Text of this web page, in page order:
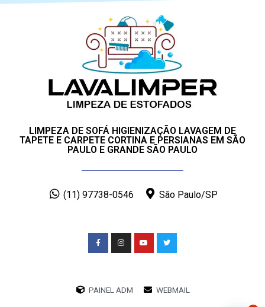
LIMPEZA DE SOFÁ HIGIENIZAÇÃO LAVAGEM DE
TAPETE E CARPETE CORTINA E PERSIANAS EM SÃO
PAULO E GRANDE SÃO PAULO
(11) 97738-0546 São Paulo/SP
PAINEL ADM WEBMAIL